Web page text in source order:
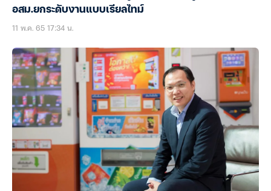
อสม.ยกระดับงานแบบเรียลไทม์
11 พ.ค. 65 17:34 น.